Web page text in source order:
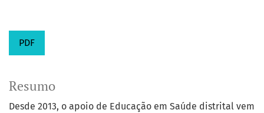
PDF
Resumo
Desde 2013, o apoio de Educação em Saúde distrital vem